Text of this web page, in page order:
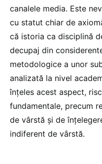
canalele media. Este
cu statut chiar de
că istoria ca disciplină
decupaj din
metodologice a unor
analizată la nivel
înțeles acest aspect,
fundamentale, precum
de vârstă și de
indiferent de vârstă.